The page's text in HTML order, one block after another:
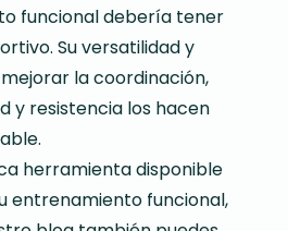
funcional debería tener
Su versatilidad y
la coordinación,
y resistencia los hacen
herramienta disponible
entrenamiento funcional,